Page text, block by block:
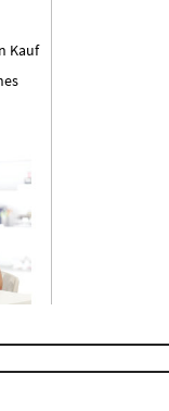
Kauf